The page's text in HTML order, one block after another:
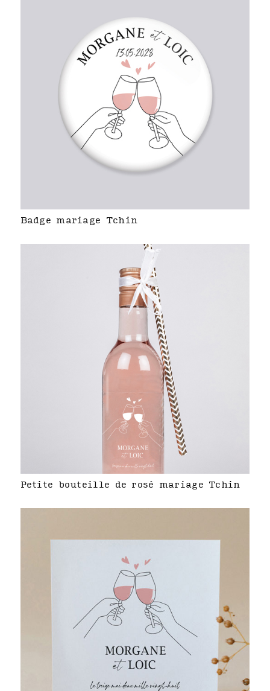
Badge mariage Tchin
Petite bouteille de rosé mariage Tchin